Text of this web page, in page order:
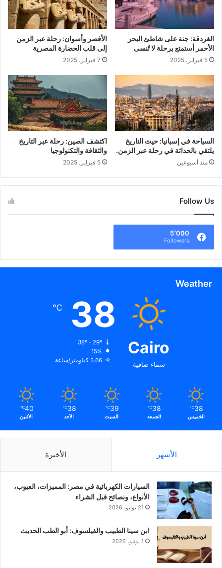
الغردقة: جنة على شاطئ البحر
الأحمر أستمتع برحلة لا تُنسى
5 فبراير، 2025
الأقصر وأسوان: رحلة عبر الزمن
إلى قلب الحضارة المصرية
7 فبراير، 2025
السياحة في إسبانيا: حيث التاريخ
يلتقي بالحداثة في رحلة عبر الزمن.
منذ أسبوعين
اكتشف الصين: رحلة عبر التاريخ
والثقافة والتكنولوجيا
5 فبراير، 2025
Follow Us
5٬000
Followers
Weather
Cairo
سماء صافية
38
℃
15%
3.66 كيلومتر/ساعة
38
℃
الخميس
38
℃
الجمعة
39
℃
السبت
38
℃
الأحد
40
℃
الأثنين
الأشهر الأخيرة
السيارات الكهربائية في مصر: المميزات، العيوب،
الأنواع، ونصائح قبل الشراء
21 يونيو، 2026
ابن سينا الطبيب والفيلسوف: أبو الطب الحديث
1 يونيو، 2026